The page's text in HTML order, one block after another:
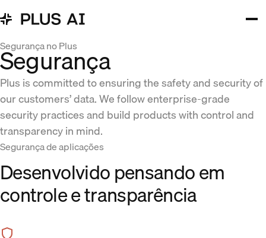
Segurança no Plus
Segurança
Plus is committed to ensuring the safety and security of
our customers’ data. We follow enterprise-grade
security practices and build products with control and
transparency in mind.
Segurança de aplicações
Desenvolvido pensando em
controle e transparência